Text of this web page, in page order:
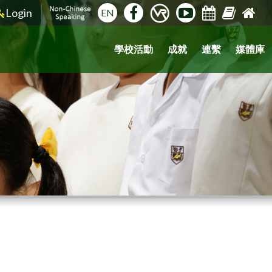
Login EN
學校活動 成就 連繫 媒體庫